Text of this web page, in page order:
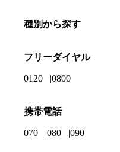
種別から探す
フリーダイヤル
0120 0800
携帯電話
070 080 090